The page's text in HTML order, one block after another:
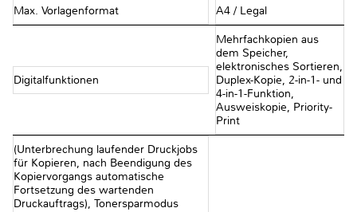
Max. Vorlagenformat A4 / Legal
Digitalfunktionen
Mehrfachkopien aus
dem Speicher,
elektronisches Sortieren,
Duplex-Kopie, 2-in-1- und
4-in-1-Funktion,
Ausweiskopie, Priority-
Print
(Unterbrechung laufender Druckjobs
für Kopieren, nach Beendigung des
Kopiervorgangs automatische
Fortsetzung des wartenden
Druckauftrags), Tonersparmodus